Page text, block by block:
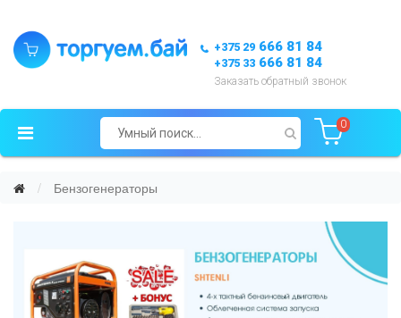
+375 29 666 81 84
+375 33 666 81 84
Заказать обратный звонок
0
Бензогенераторы